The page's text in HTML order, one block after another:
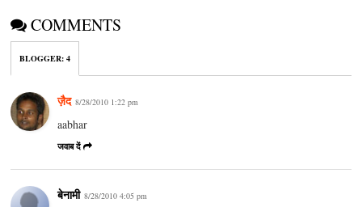
COMMENTS
BLOGGER:4
ज़ैद 8/28/2010 1:22 pm
aabhar
जवाब दें
बेनामी 8/28/2010 4:05 pm